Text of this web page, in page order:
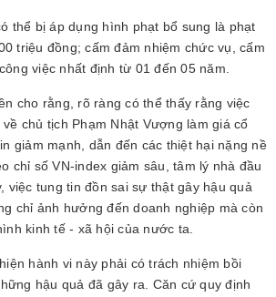
thể bị áp dụng hình phạt bổ sung là phạt
triệu đồng; cấm đảm nhiệm chức vụ, cấm
việc nhất định từ 01 đến 05 năm.
cho rằng, rõ ràng có thể thấy rằng việc
chủ tịch Phạm Nhật Vượng làm giá cổ
giảm mạnh, dẫn đến các thiệt hại nặng nề
chỉ số VN-index giảm sâu, tâm lý nhà đầu
việc tung tin đồn sai sự thật gây hậu quả
chỉ ảnh hưởng đến doanh nghiệp mà còn
kinh tế - xã hội của nước ta.
hành vi này phải có trách nhiệm bồi
hậu quả đã gây ra. Căn cứ quy định